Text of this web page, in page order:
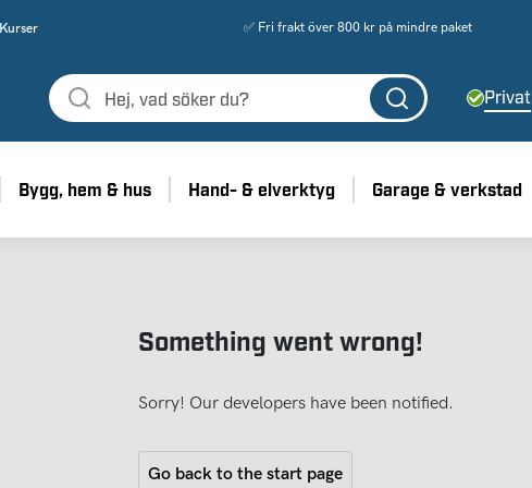
Kurser ✅ Fri frakt över 800 kr på mindre paket
Privat
Bygg, hem & hus Hand- & elverktyg Garage & verkstad
Something went wrong!
Sorry! Our developers have been notified.
Go back to the start page